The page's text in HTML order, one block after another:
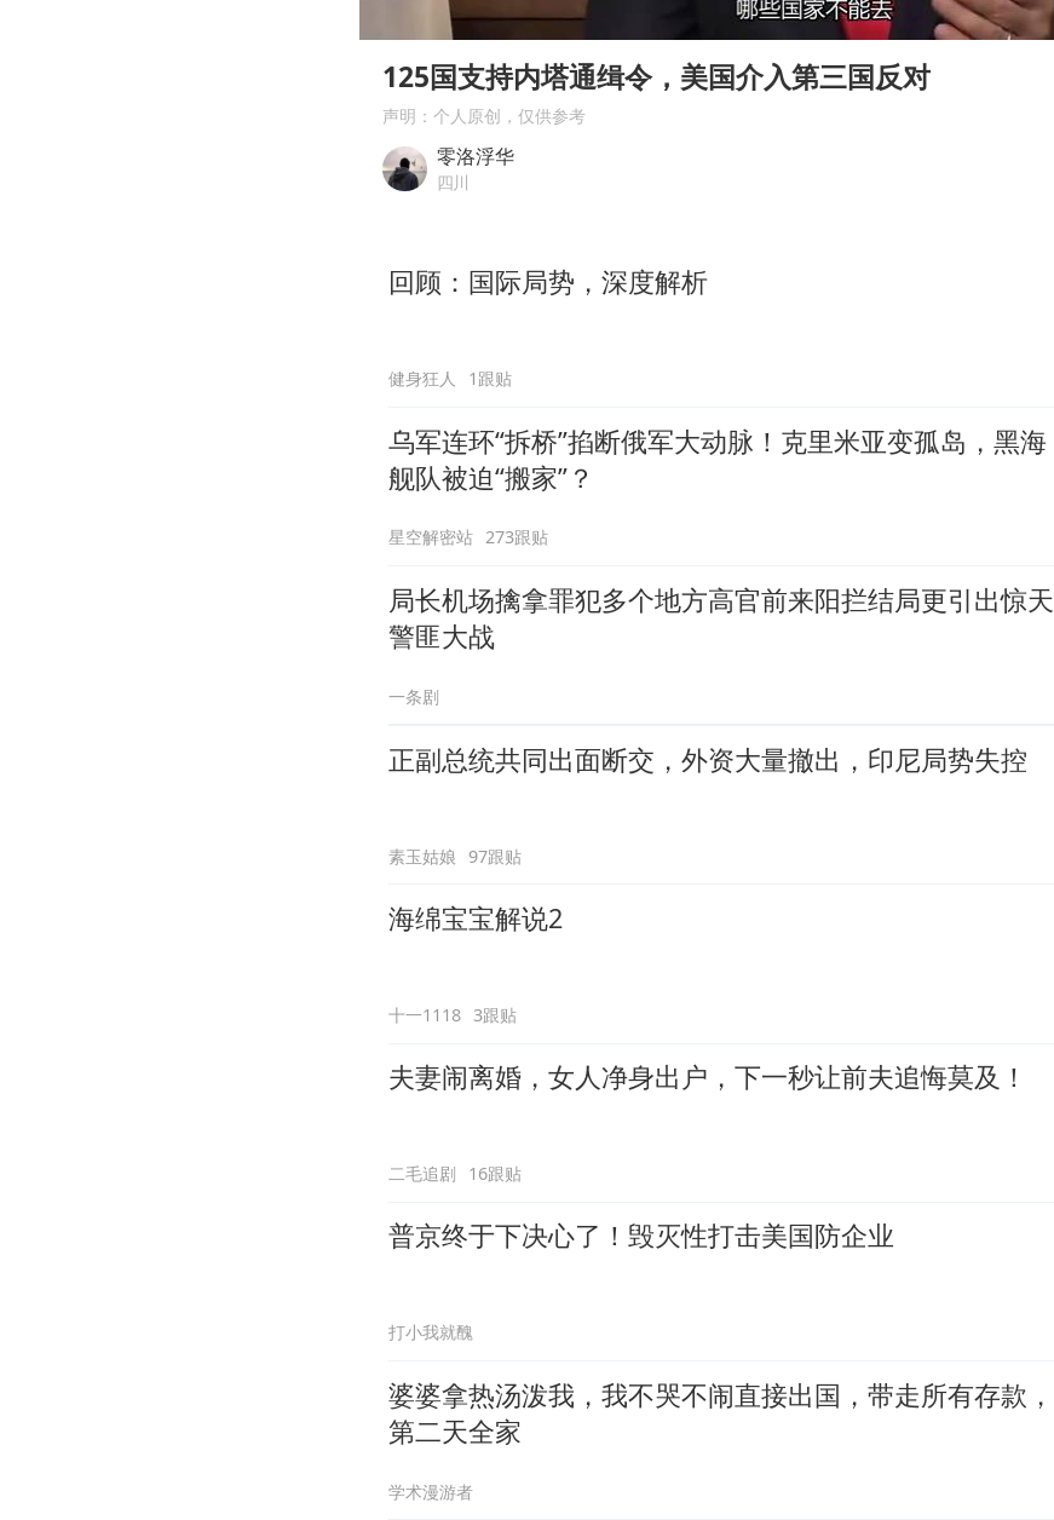
法国将禁止“未经同意的电话营销”
贵州轮胎子公司获美国退税8136万
00:00
125国支持内塔通缉令，美国介入第三国反对
声明：个人原创，仅供参考
零洛浮华
四川
回顾：国际局势，深度解析
健身狂人 1跟贴
乌军连环“拆桥”掐断俄军大动脉！克里米亚变孤岛，黑海
舰队被迫“搬家”？
星空解密站 273跟贴
局长机场擒拿罪犯多个地方高官前来阳拦结局更引出惊天
警匪大战
一条剧
正副总统共同出面断交，外资大量撤出，印尼局势失控
素玉姑娘 97跟贴
海绵宝宝解说2
十一1118 3跟贴
夫妻闹离婚，女人净身出户，下一秒让前夫追悔莫及！
二毛追剧 16跟贴
普京终于下决心了！毁灭性打击美国防企业
打小我就醜
婆婆拿热汤泼我，我不哭不闹直接出国，带走所有存款，
第二天全家
学术漫游者